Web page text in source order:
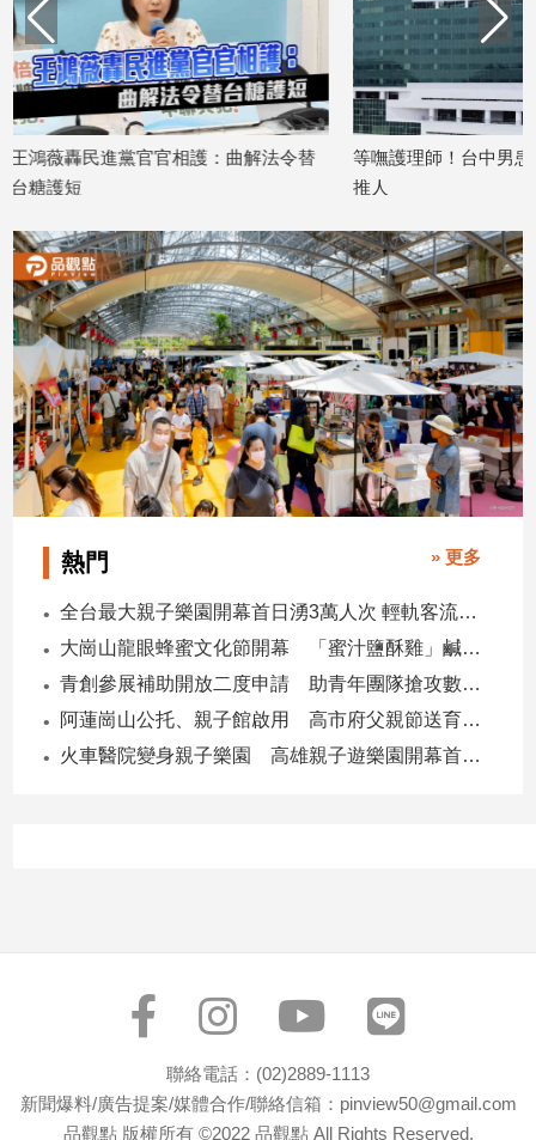
生
活
築/
室
內
設
旅
遊/
美
食
星
座/
命
理
消
費
健
康/
感
／
動
曲解法令替
等嘸護理師！台中男患者醫院內暴怒還
致癌
熱門 » 更多
全台最大親子樂園開幕首日湧3萬人次 輕軌客流增20倍
大崗山龍眼蜂蜜文化節開幕 「蜜汁鹽酥雞」鹹甜跨界搶話題
青創參展補助開放二度申請 助青年團隊搶攻數位轉型商機
阿蓮崗山公托、親子館啟用 高市府父親節送育兒暖禮
火車醫院變身親子樂園 高雄親子遊樂園開幕首日爆棚
聯絡電話：(02)2889-1113
新聞爆料/廣告提案/媒體合作/聯絡信箱：pinview50@gmail.com
品觀點 版權所有 ©2022 品觀點 All Rights Reserved.